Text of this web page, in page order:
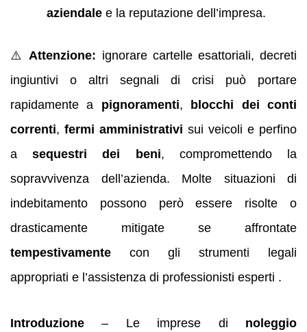
aziendalee la reputazione dell’impresa.
⚠️Attenzione: ignorare cartelle esattoriali, decreti
ingiuntivi o altri segnali di crisi può portare
rapidamente a pignoramenti,
blocchi dei conti
correnti, fermi amministrativi sui veicoli e perfino
asequestri dei beni, compromettendo la
sopravvivenza dell’azienda. Molte situazioni di
indebitamento possono però essere risolte o
drasticamente mitigate se affrontate
tempestivamente con gli strumenti legali
appropriati e l’assistenza di professionisti esperti .
Introduzione – Le imprese di noleggio